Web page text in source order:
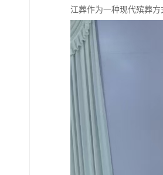
江葬作为一种现代殡葬